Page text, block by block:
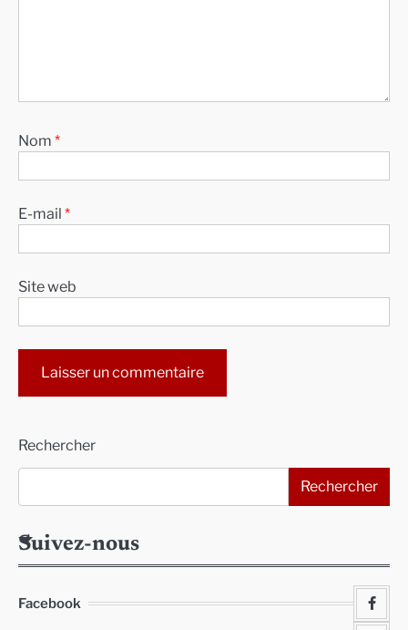
Nom *
E-mail *
Site web
Rechercher
Rechercher
Suivez-nous
Facebook